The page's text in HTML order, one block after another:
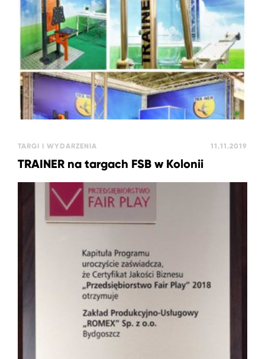
TARGI I WYDARZENIA 11.11.2019
TRAINER na targach FSB w Kolonii